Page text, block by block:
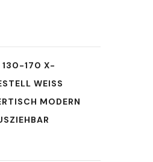
130-170 X-
WEISS E
MODERN D